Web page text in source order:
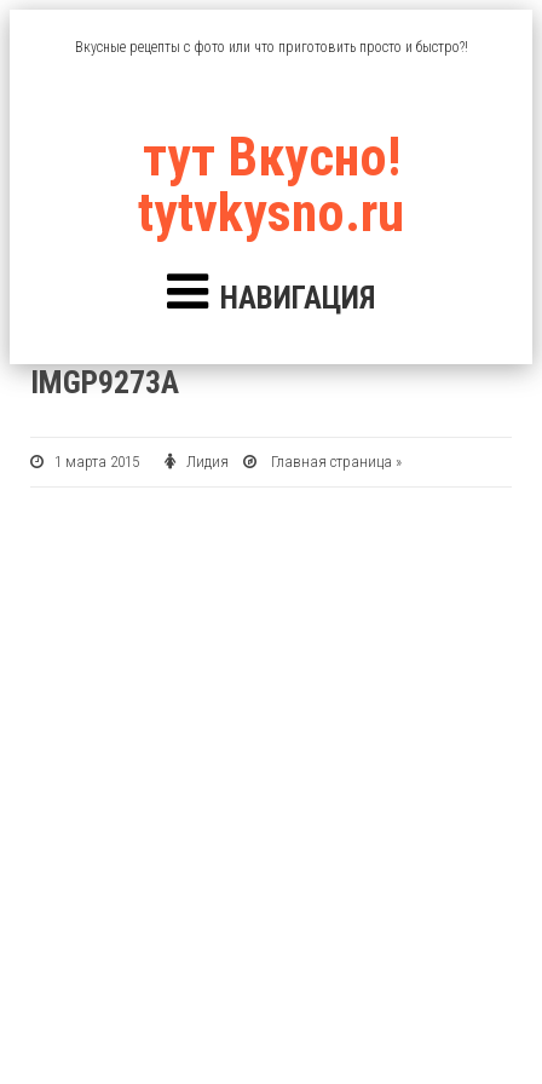
тут Вкусно!
tytvkysno.ru
Вкусные рецепты с фото или что приготовить просто и быстро?!
НАВИГАЦИЯ
IMGP9273A
1 марта 2015 Лидия Главная страница »